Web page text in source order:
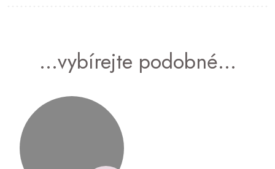
...vybírejte podobné...